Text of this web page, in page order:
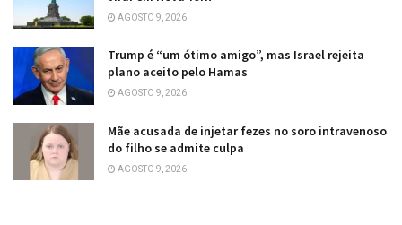
AGOSTO 9, 2026
Trump é “um ótimo amigo”, mas Israel rejeita
plano aceito pelo Hamas
AGOSTO 9, 2026
Mãe acusada de injetar fezes no soro intravenoso
do filho se admite culpa
AGOSTO 9, 2026